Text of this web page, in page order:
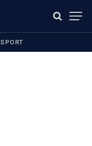
SPORT